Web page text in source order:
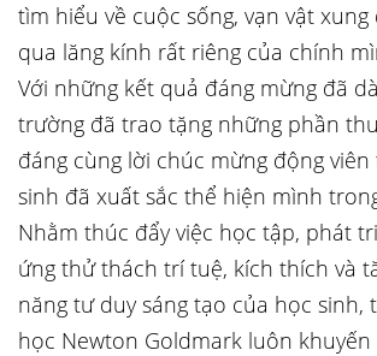
tìm hiểu về cuộc sống, vạn vật
qua lăng kính rất riêng của chính
Với những kết quả đáng mừng đã
trường đã trao tặng những phần
đáng cùng lời chúc mừng động
sinh đã xuất sắc thể hiện mình
Nhằm thúc đẩy việc học tập, phát
ứng thử thách trí tuệ, kích thích và
năng tư duy sáng tạo của học sinh,
học Newton Goldmark luôn